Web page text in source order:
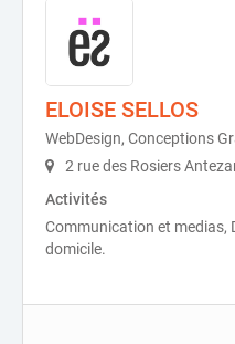
ELOISE SELLOS
WebDesign, Conceptions
2 rue des Rosiers
Activités
Communication et medias,
domicile.